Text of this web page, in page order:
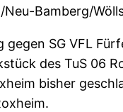
Bamberg/
gegen SG VFL
des TuS 06
bisher